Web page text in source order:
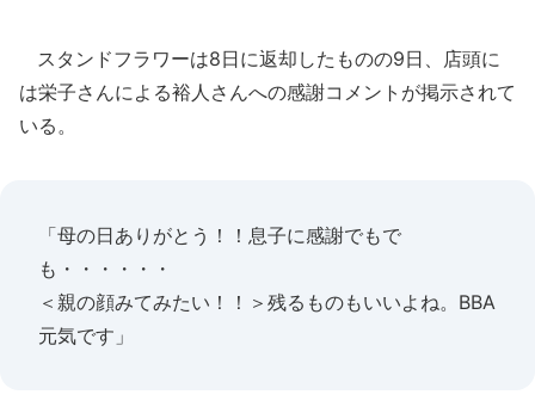
スタンドフラワーは8日に返却したものの9日、店頭に
は栄子さんによる裕人さんへの感謝コメントが掲示されて
いる。
「母の日ありがとう！！息子に感謝でもで
も・・・・・・
＜親の顔みてみたい！！＞残るものもいいよね。BBA
元気です」